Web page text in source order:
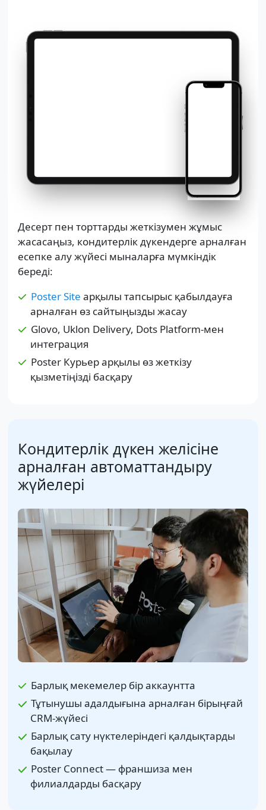
Десерт пен торттарды жеткізумен жұмыс
жасасаңыз, кондитерлік дүкендерге арналған
есепке алу жүйесі мыналарға мүмкіндік
береді:
Poster Site арқылы тапсырыс қабылдауға
арналған өз сайтыңызды жасау
Glovo, Uklon Delivery, Dots Platform-мен
интеграция
Poster Курьер арқылы өз жеткізу
қызметіңізді басқару
Кондитерлік дүкен желісіне
арналған автоматтандыру
жүйелері
Барлық мекемелер бір аккаунтта
Тұтынушы адалдығына арналған бірыңғай
CRM-жүйесі
Барлық сату нүктелеріндегі қалдықтарды
бақылау
Poster Connect — франшиза мен
филиалдарды басқару